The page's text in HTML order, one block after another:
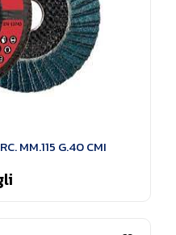
MM.115 G.40 CMI